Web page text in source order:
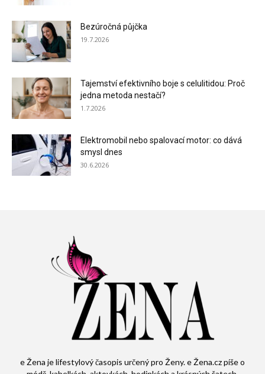
Bezúročná půjčka
19.7.2026
Tajemství efektivního boje s celulitidou: Proč
jedna metoda nestačí?
1.7.2026
Elektromobil nebo spalovací motor: co dává
smysl dnes
30.6.2026
e Žena je lifestylový časopis určený pro Ženy. e Žena.cz píše o